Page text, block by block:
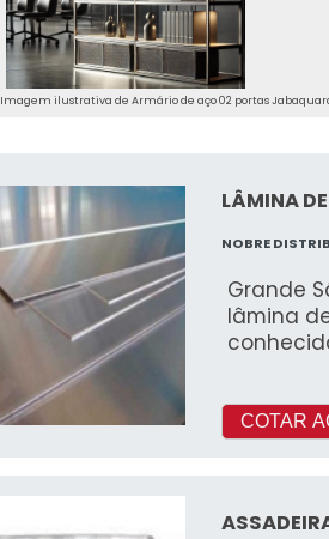
Imagem ilustrativa de Armário de aço 02 portas
LÂMINA
NOBRE
Grande
lâmina
COTAR